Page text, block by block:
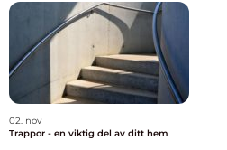
02. nov
Trappor - en viktig del av ditt hem